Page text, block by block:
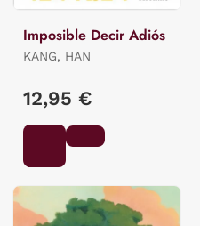
Imposible Decir Adiós
KANG, HAN
12,95 €